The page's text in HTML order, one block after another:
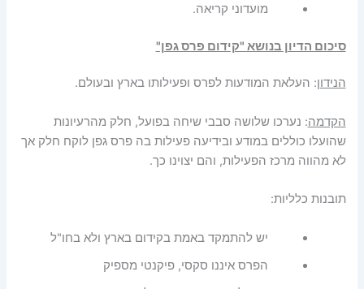
מועדוני קריאה.
סיכום הדיון בנושא "קידום פרס גפן"
הנידון: העלאת המודעות לפרס ופעילותו בארץ ובעולם.
הקדמה: נערכו שלושה סבבי שיחה בפועל, חלק מהרעיונות
שהועלו כוללים במודע ובידיעה פעילות בה פרס גפן לוקח חלק אך
לא מהווה מרכז הפעילות, והם יצוינו כך.
תובנות כלליות:
יש להתמקד באמת בקידום בארץ ולא בחו"ל
הפרס איננו סקסי, פיקנטי מספיק